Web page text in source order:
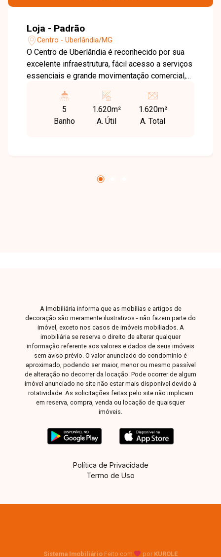
Loja - Padrão
Centro - Uberlândia/MG
O Centro de Uberlândia é reconhecido por sua
excelente infraestrutura, fácil acesso a serviços
essenciais e grande movimentação comercial,
diferentes segmentos. Imóvel comercial
(sobreloja) com aproximadamente 1620m² de
área construída, pé direito de 3,2m, projetada
completo com sala de reuniões e salas
5
Banho
1.620m²
A. Útil
1.620m²
A. Total
A Imobiliária informa que as mobílias e artigos de
decoração são meramente ilustrativos - não fazem parte do
imóvel, exceto nos casos de imóveis mobiliados. A
imobiliária se reserva o direito de alterar qualquer
informação referente aos valores e dados de seus imóveis
sem aviso prévio. O valor anunciado do condomínio é
aproximado, podendo ser maior, menor ou mesmo passível
de alteração no decorrer da locação. Pode ocorrer de algum
imóvel anunciado no site não estar mais disponível devido à
rotatividade. As solicitações feitas pelo site não implicam
em reserva, compra, venda ou locação de quaisquer
imóveis.
Política de Privacidade
Termo de Uso
Sistema Imobiliário Feito com por KUROLE